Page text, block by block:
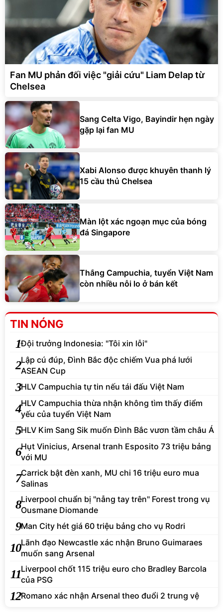
Fan MU phản đối việc "giải cứu" Liam Delap từ
Chelsea
Sang Celta Vigo, Bayindir hẹn ngày
gặp lại fan MU
Xabi Alonso được khuyên thanh lý
15 cầu thủ Chelsea
Màn lột xác ngoạn mục của bóng
đá Singapore
Thắng Campuchia, tuyển Việt Nam
còn nhiều nỗi lo ở bán kết
TIN NÓNG
1Đội trưởng Indonesia: "Tôi xin lỗi"
2Lập cú đúp, Đình Bắc độc chiếm Vua phá lưới
ASEAN Cup
3HLV Campuchia tự tin nếu tái đấu Việt Nam
4HLV Campuchia thừa nhận không tìm thấy điểm
yếu của tuyển Việt Nam
5HLV Kim Sang Sik muốn Đình Bắc vươn tầm châu Á
6Hụt Vinicius, Arsenal tranh Esposito 73 triệu bảng
với MU
7Carrick bật đèn xanh, MU chi 16 triệu euro mua
Salinas
8Liverpool chuẩn bị "nẫng tay trên" Forest trong vụ
Ousmane Diomande
9Man City hét giá 60 triệu bảng cho vụ Rodri
10Lãnh đạo Newcastle xác nhận Bruno Guimaraes
muốn sang Arsenal
11Liverpool chốt 115 triệu euro cho Bradley Barcola
của PSG
12Romano xác nhận Arsenal theo đuổi 2 trung vệ